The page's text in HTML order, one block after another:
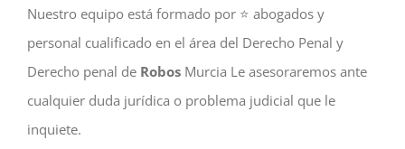
Nuestro equipo está formado por ⭐️ abogados y
personal cualificado en el área del Derecho Penal y
Derecho penal de RobosMurcia Le asesoraremos ante
cualquier duda jurídica o problema judicial que le
inquiete.